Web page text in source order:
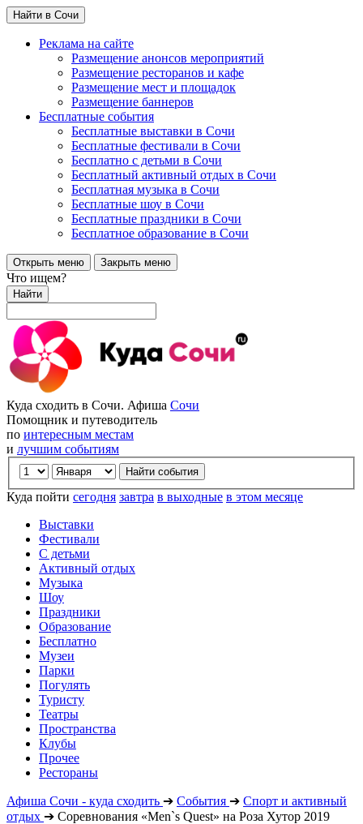
Найти в Сочи
Реклама на сайте
Размещение анонсов мероприятий
Размещение ресторанов и кафе
Размещение мест и площадок
Размещение баннеров
Бесплатные события
Бесплатные выставки в Сочи
Бесплатные фестивали в Сочи
Бесплатно с детьми в Сочи
Бесплатный активный отдых в Сочи
Бесплатная музыка в Сочи
Бесплатные шоу в Сочи
Бесплатные праздники в Сочи
Бесплатное образование в Сочи
Открыть меню Закрыть меню
Что ищем?
Найти
Куда сходить в Сочи. Афиша Сочи
Помощник и путеводитель
по интересным местам
и лучшим событиям
Куда пойти сегодня завтра в выходные в этом месяце
Выставки
Фестивали
С детьми
Активный отдых
Музыка
Шоу
Праздники
Образование
Бесплатно
Музеи
Парки
Погулять
Туристу
Театры
Пространства
Клубы
Прочее
Рестораны
Афиша Сочи - куда сходить ➔ События ➔ Спорт и активный
отдых ➔ Соревнования «Men`s Quest» на Роза Хутор 2019